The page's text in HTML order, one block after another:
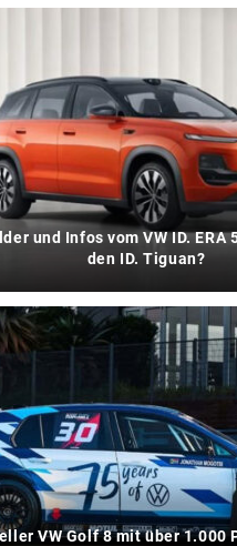
und Infos vom VW ID. ERA
den ID. Tiguan?
VW Golf 8 mit über 1.000